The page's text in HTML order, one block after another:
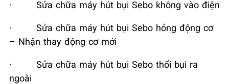
·
Sửa chữa máy hút bụi Sebo không vào điện
·
Sửa chữa máy hút bụi Sebo hỏng động cơ
– Nhận thay động cơ mới
·
Sửa chữa máy hút bụi Sebo thổi bụi ra
ngoài